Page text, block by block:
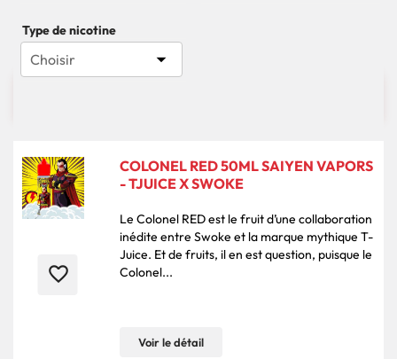
Type de nicotine
Choisir 
favorite_border
COLONEL RED 50ML SAIYEN VAPORS
- TJUICE X SWOKE
Le Colonel RED est le fruit d’une collaboration
inédite entre Swoke et la marque mythique T-
Juice. Et de fruits, il en est question, puisque le
Colonel...
Voir le détail